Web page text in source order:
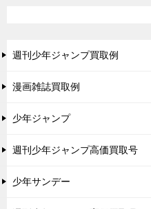
週刊少年ジャンプ買取例
漫画雑誌買取例
少年ジャンプ
週刊少年ジャンプ高価買取号
少年サンデー